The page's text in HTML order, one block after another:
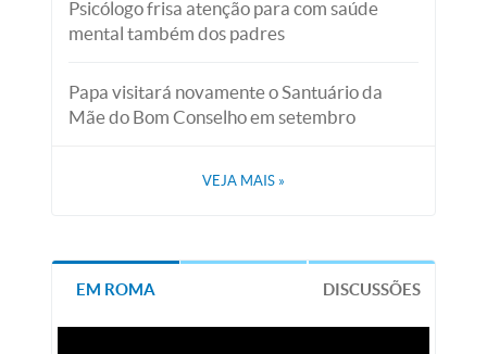
Psicólogo frisa atenção para com saúde
mental também dos padres
Papa visitará novamente o Santuário da
Mãe do Bom Conselho em setembro
VEJA MAIS »
EM ROMA DISCUSSÕES